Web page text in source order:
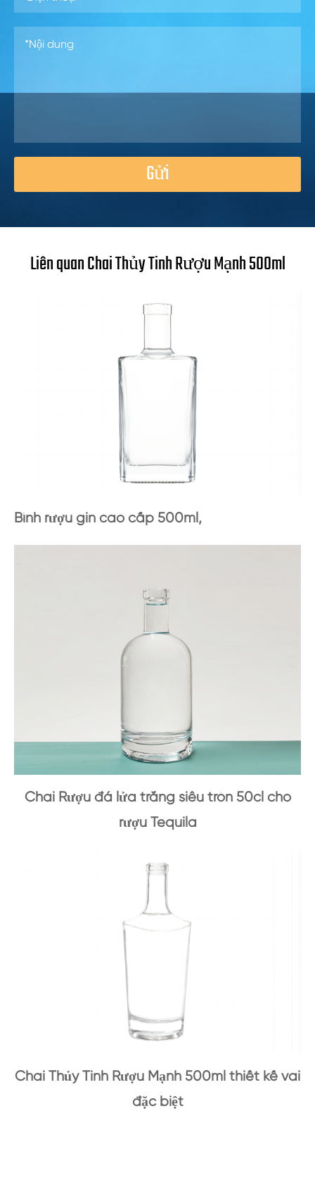
Gửi
Liên quan Chai Thủy Tinh Rượu Mạnh 500ml
Bình rượu gin cao cấp 500ml,
Chai Rượu đá lửa trắng siêu tròn 50cl cho
rượu Tequila
Chai Thủy Tinh Rượu Mạnh 500ml thiết kế vai
đặc biệt